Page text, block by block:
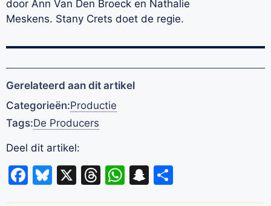
door Ann Van Den Broeck en Nathalie
Meskens. Stany Crets doet de regie.
Gerelateerd aan dit artikel
Categorieën:Productie
Tags:De Producers
Deel dit artikel:
Facebook
Bluesky
X Threads
WhatsApp
Snapchat